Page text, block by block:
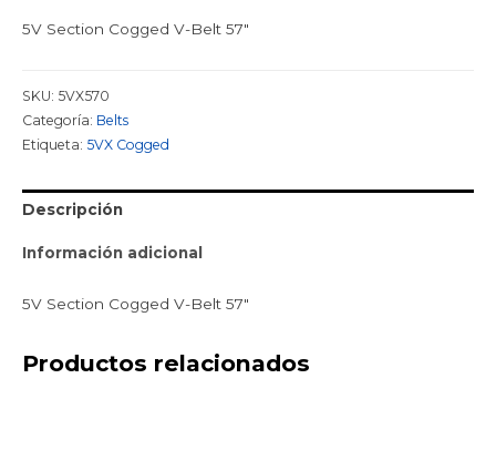
5V Section Cogged V-Belt 57″
SKU: 5VX570
Categoría: Belts
Etiqueta: 5VX Cogged
Descripción
Información adicional
5V Section Cogged V-Belt 57″
Productos relacionados